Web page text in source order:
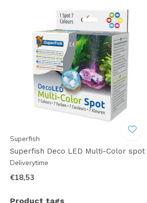
Superfish
Superfish Deco LED Multi-Color spot
Deliverytime
€18,53
Product tags